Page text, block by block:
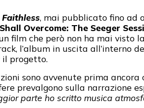
Faithless, mai pubblicato fino ad
Overcome: The Seeger
film che però non ha mai visto
l’album in uscita all’interno
progetto.
sono avvenute prima
prevalgono sulla narrazione
parte ho scritto musica